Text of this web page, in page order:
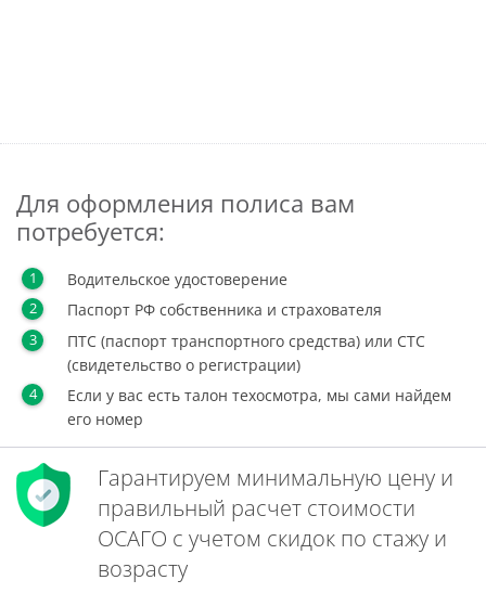
Для оформления полиса вам
потребуется:
Водительское удостоверение
Паспорт РФ собственника и страхователя
ПТС (паспорт транспортного средства) или СТС
(свидетельство о регистрации)
Если у вас есть талон техосмотра, мы сами найдем
его номер
Гарантируем минимальную цену и
правильный расчет стоимости
ОСАГО с учетом скидок по стажу и
возрасту